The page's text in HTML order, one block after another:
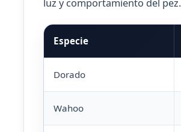
luz y comportamiento del pez.
Especie
Dorado
Wahoo